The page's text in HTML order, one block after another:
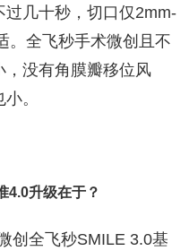
几十秒，切口仅2mm-
。全飞秒手术微创且不
没有角膜瓣移位风
。
4.0升级在于？
创全飞秒SMILE 3.0基